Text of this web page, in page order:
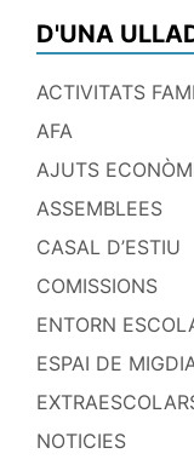
D'UNA
ACTIVITATS
AFA
AJUTS
ASSEMBLEES
CASAL D’ESTIU
COMISSIONS
ENTORN
ESPAI DE
NOTICIES